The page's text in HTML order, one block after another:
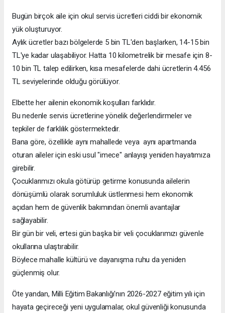
Bugün birçok aile için okul servis ücretleri ciddi bir ekonomik
yük oluşturuyor.
Aylık ücretler bazı bölgelerde 5 bin TL'den başlarken, 14-15 bin
TL'ye kadar ulaşabiliyor. Hatta 10 kilometrelik bir mesafe için 8-
10 bin TL talep edilirken, kısa mesafelerde dahi ücretlerin 4.456
TL seviyelerinde olduğu görülüyor.
Elbette her ailenin ekonomik koşulları farklıdır.
Bu nedenle servis ücretlerine yönelik değerlendirmeler ve
tepkiler de farklılık göstermektedir.
Bana göre, özellikle aynı mahallede veya aynı apartmanda
oturan aileler için eski usul "imece" anlayışı yeniden hayatımıza
girebilir.
Çocuklarımızı okula götürüp getirme konusunda ailelerin
dönüşümlü olarak sorumluluk üstlenmesi hem ekonomik
açıdan hem de güvenlik bakımından önemli avantajlar
sağlayabilir.
Bir gün bir veli, ertesi gün başka bir veli çocuklarımızı güvenle
okullarına ulaştırabilir.
Böylece mahalle kültürü ve dayanışma ruhu da yeniden
güçlenmiş olur.
Öte yandan, Milli Eğitim Bakanlığı'nın 2026-2027 eğitim yılı için
hayata geçireceği yeni uygulamalar, okul güvenliği konusunda